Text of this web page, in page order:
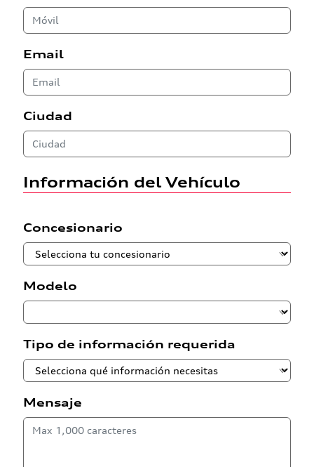
Email
Ciudad
Información del Vehículo
Concesionario
Modelo
Tipo de información requerida
Mensaje